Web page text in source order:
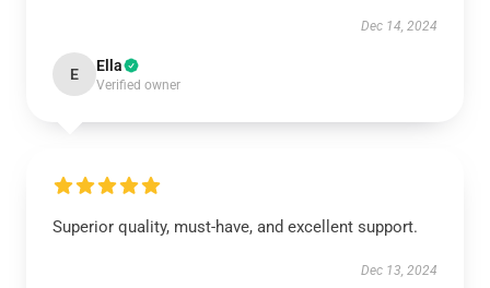
Dec 14, 2024
E Ella
Verified owner
Superior quality, must-have, and excellent support.
Dec 13, 2024